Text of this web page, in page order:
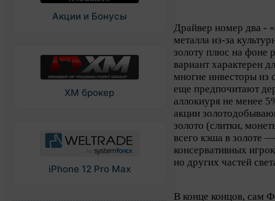
Акции и Бонусы
XM брокер
iPhone 12 Pro Max
Драйвер номер два -
металла из-за
золоту плюс на фоне
вариант характерен
многие инвесторы из
еще предпочитают
аллокиуря не менее
акции
золото (слитки,
всего кэша в золоте
консервативных
но других частей
В конце концов, сам